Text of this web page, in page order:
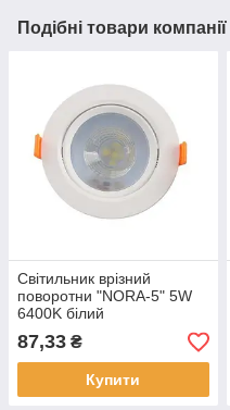
Подібні товари компанії
Світильник врізний
поворотни "NORA-5" 5W
6400K білий
87,33 ₴
Купити